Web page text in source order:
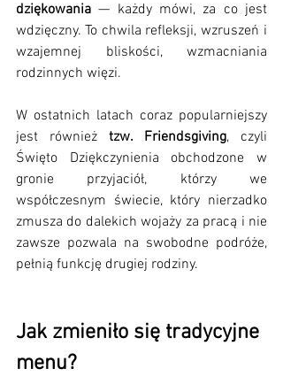
dziękowania — każdy mówi, za co jest
wdzięczny. To chwila refleksji, wzruszeń i
wzajemnej bliskości, wzmacniania
rodzinnych więzi.
W ostatnich latach coraz popularniejszy
jest również tzw. Friendsgiving, czyli
Święto Dziękczynienia obchodzone w
gronie przyjaciół, którzy we
współczesnym świecie, który nierzadko
zmusza do dalekich wojaży za pracą i nie
zawsze pozwala na swobodne podróże,
pełnią funkcję drugiej rodziny.
Jak zmieniło się tradycyjne
menu?